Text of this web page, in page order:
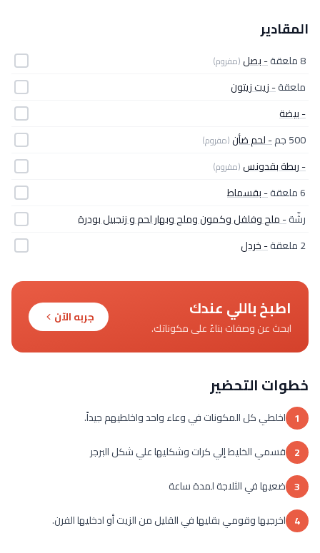
المقادير
8 ملعقة - بصل(مفروم)
ملعقة- زيت زيتون
- بيضة
500 جم
- لحم ضأن(مفروم)
- ربطة بقدونس(مفروم)
6 ملعقة
- بقسماط
رشّة- ملح وفلفل وكمون وملح وبهار لحم و زنجبيل بودرة
2 ملعقة
- خردل
اطبخ باللي عندك
ابحث عن وصفات بناءً على مكوناتك.
جربه الآن
خطوات التحضير
1 اخلطي كل المكونات في وعاء واحد واخلطيهم جيداً.
2 قسمي الخليط إلي كرات وشكليها علي شكل البرجر
3 ضعيها في الثلاجة لمدة ساعة
4 اخرجيها وقومي بقليها في القليل من الزيت أو ادخليها الفرن.